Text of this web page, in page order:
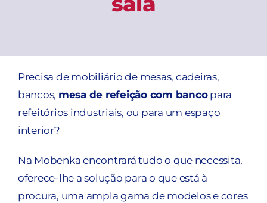
Empresa
Contato
Buscar
Precisa de mobiliário de mesas, cadeiras,
bancos, mesa de refeição com bancopara
refeitórios industriais, ou para um espaço
interior?
Na Mobenka encontrará tudo o que necessita,
oferece-lhe a solução para o que está à
procura, uma ampla gama de modelos e cores